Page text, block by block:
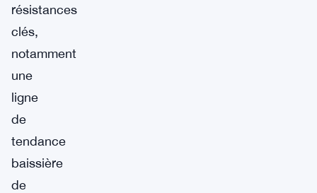
résistances
clés,
notamment
une
ligne
de
tendance
baissière
de